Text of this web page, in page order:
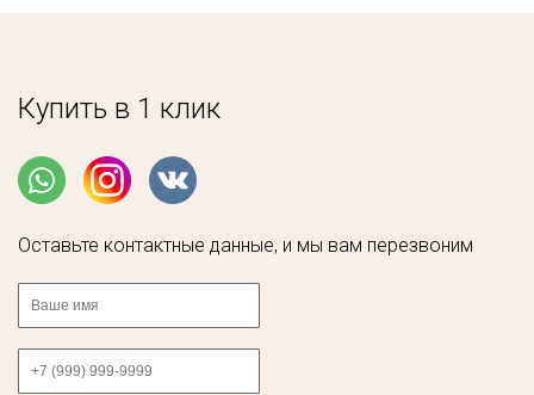
Купить в 1 клик
Оставьте контактные данные, и мы вам перезвоним